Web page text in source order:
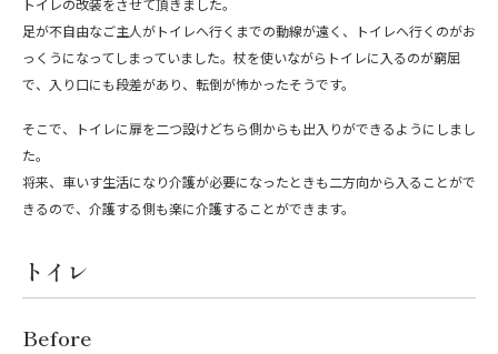
トイレの改装をさせて頂きました。
足が不自由なご主人がトイレへ行くまでの動線が遠く、トイレへ行くのがお
っくうになってしまっていました。杖を使いながらトイレに入るのが窮屈
で、入り口にも段差があり、転倒が怖かったそうです。
そこで、トイレに扉を二つ設けどちら側からも出入りができるようにしまし
た。
将来、車いす生活になり介護が必要になったときも二方向から入ることがで
きるので、介護する側も楽に介護することができます。
トイレ
Before